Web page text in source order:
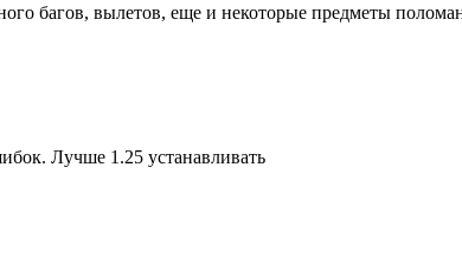
багов, вылетов, еще и некоторые предметы
Лучше 1.25 устанавливать